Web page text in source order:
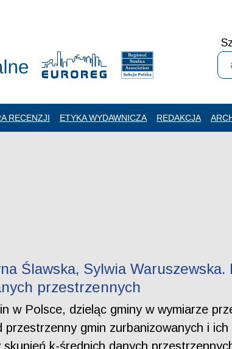
RECENZJI ETYKA WYDAWNICZA REDAKCJA
Ślawska, Sylwia
przestrzennych
w Polsce, dzieląc gminy w wymiarze
przestrzenny gmin zurbanizowanych i
k-średnich danych